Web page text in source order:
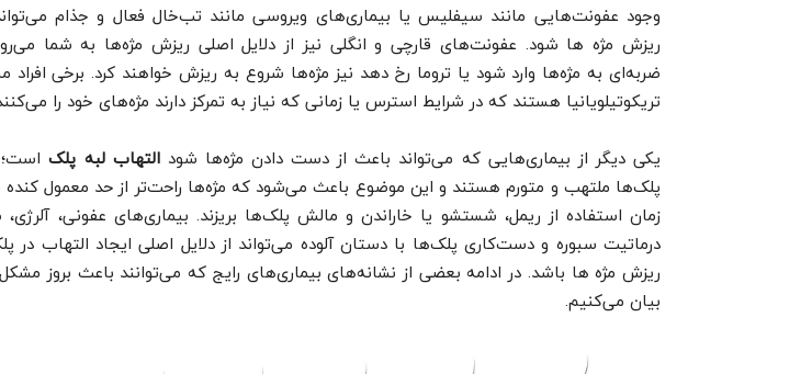
وجود عفونت‌هایی مانند سیفلیس یا بیماری‌های ویروسی مانند تب‌خال فعال و جذام
ریزش مژه‌ ها شود. عفونت‌های قارچی و انگلی نیز از دلایل اصلی ریزش مژه‌ها به شما
ضربه‌ای به مژه‌ها وارد شود یا تروما رخ دهد نیز مژه‌ها شروع به ریزش خواهند کرد. برخی افراد
تریکوتیلویانیا هستند که در شرایط استرس یا زمانی که نیاز به تمرکز دارند مژه‌های خود را
یکی دیگر از بیماری‌هایی که می‌تواند باعث از دست دادن مژه‌ها شودالتهاب لبه پلکاست؛
پلک‌ها ملتهب و متورم هستند و این موضوع باعث می‌شود که مژه‌ها راحت‌تر از حد معمول
زمان استفاده از ریمل، شستشو یا خاراندن و مالش پلک‌ها بریزند. بیماری‌های عفونی،
درماتیت سبوره و دست‌کاری پلک‌ها با دستان آلوده می‌تواند از دلایل اصلی ایجاد التهاب در
ریزش مژه‌ ها باشد. در ادامه بعضی از نشانه‌های بیماری‌های رایج که می‌توانند باعث بروز
بیان می‌کنیم.